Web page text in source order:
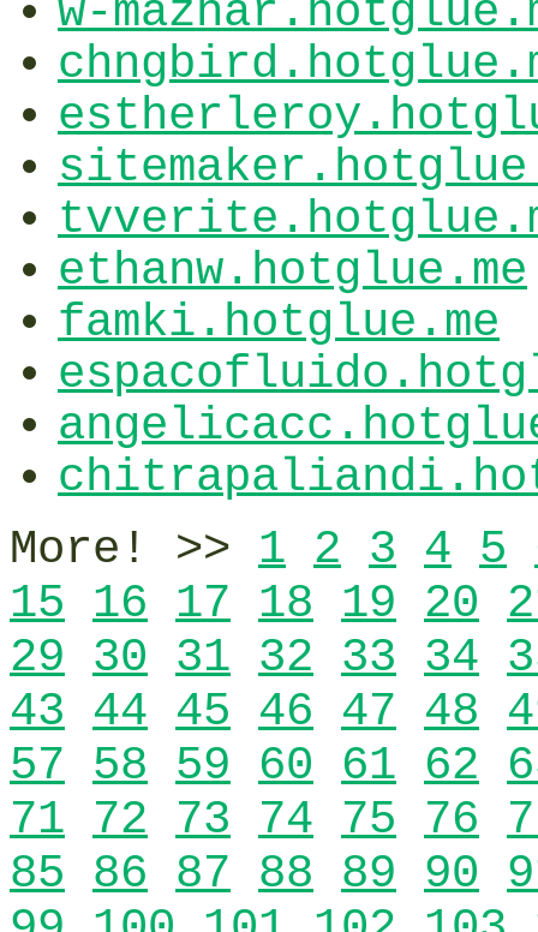
w-
ethanw.hotglue.me
famki.hotglue.me
More! >> 1 2 3 4 5
15 16 17 18 19 20
29 30 31 32 33 34
43 44 45 46 47 48
57 58 59 60 61 62
71 72 73 74 75 76
85 86 87 88 89 90